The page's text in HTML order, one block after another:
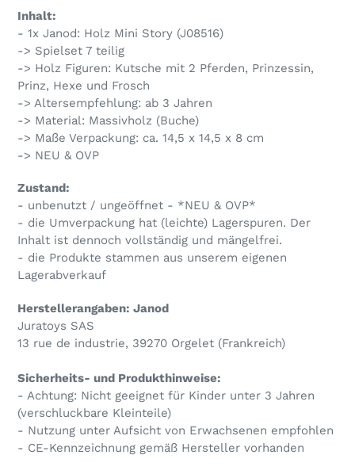
wird
zum
Warenkorb
hinzugefügt
Inhalt:
- 1x Janod: Holz Mini Story (J08516)
-> Spielset 7 teilig
-> Holz Figuren: Kutsche mit 2 Pferden, Prinzessin,
Prinz, Hexe und Frosch
-> Altersempfehlung: ab 3 Jahren
-> Material: Massivholz (Buche)
-> Maße Verpackung: ca. 14,5 x 14,5 x 8 cm
-> NEU & OVP
Zustand:
- unbenutzt / ungeöffnet - *NEU & OVP*
- die Umverpackung hat (leichte) Lagerspuren. Der
Inhalt ist dennoch vollständig und mängelfrei.
- die Produkte stammen aus unserem eigenen
Lagerabverkauf
Herstellerangaben: Janod
Juratoys SAS
13 rue de industrie, 39270 Orgelet (Frankreich)
Sicherheits- und Produkthinweise:
- Achtung: Nicht geeignet für Kinder unter 3 Jahren
(verschluckbare Kleinteile)
- Nutzung unter Aufsicht von Erwachsenen empfohlen
- CE-Kennzeichnung gemäß Hersteller vorhanden